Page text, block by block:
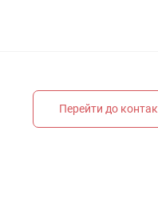
Перейти до